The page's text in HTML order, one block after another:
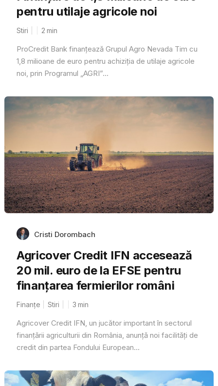
pentru utilaje agricole noi
Stiri 2 min
ProCredit Bank finanțează Grupul Agro Nevada Tim cu
1,8 milioane de euro pentru achiziția de utilaje agricole
noi, prin Programul „AGRI”...
Cristi Dorombach
Agricover Credit IFN accesează
20 mil. euro de la EFSE pentru
finanțarea fermierilor români
Finanțe Stiri 3 min
Agricover Credit IFN, un jucător important în sectorul
finanțării agriculturii din România, anunță noi facilități de
credit din partea Fondului European...